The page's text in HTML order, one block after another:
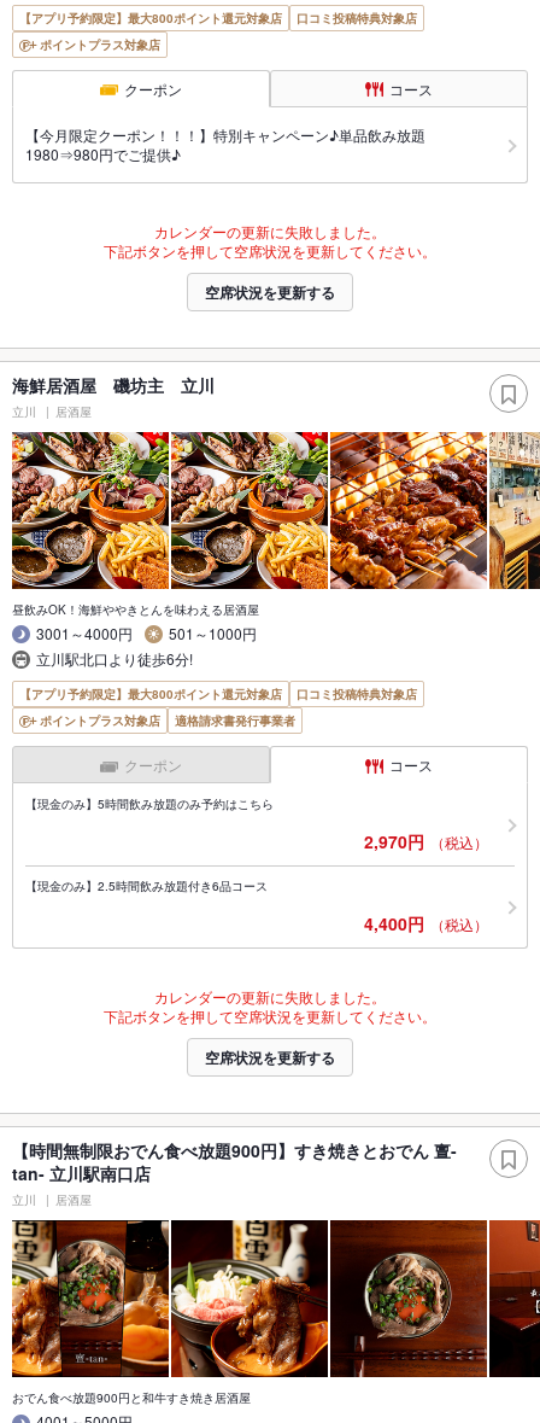
【アプリ予約限定】最大800ポイント還元対象店
口コミ投稿特典対象店
ポイントプラス対象店
クーポン コース
【今月限定クーポン！！！】特別キャンペーン♪単品飲み放題
1980⇒980円でご提供♪
カレンダーの更新に失敗しました。
下記ボタンを押して空席状況を更新してください。
空席状況を更新する
海鮮居酒屋 磯坊主 立川
立川 居酒屋
昼飲みOK！海鮮ややきとんを味わえる居酒屋
3001～4000円
501～1000円
立川駅北口より徒歩6分!
【アプリ予約限定】最大800ポイント還元対象店
口コミ投稿特典対象店
ポイントプラス対象店
適格請求書発行事業者
クーポン コース
【現金のみ】5時間飲み放題のみ予約はこちら
2,970円 （税込）
【現金のみ】2.5時間飲み放題付き6品コース
4,400円 （税込）
カレンダーの更新に失敗しました。
下記ボタンを押して空席状況を更新してください。
空席状況を更新する
【時間無制限おでん食べ放題900円】すき焼きとおでん 亶-
tan- 立川駅南口店
立川 居酒屋
おでん食べ放題900円と和牛すき焼き居酒屋